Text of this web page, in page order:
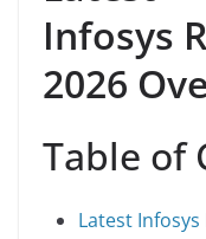
Infosys
2026
Table of
Latest